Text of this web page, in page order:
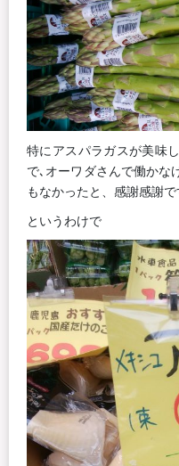
特にアスパラガスが美味
で､オーワダさんで働かな
もなかったと、感謝感謝で
というわけで